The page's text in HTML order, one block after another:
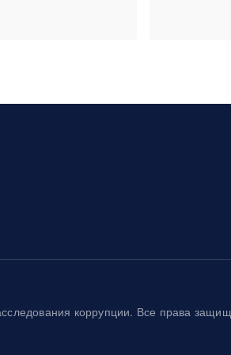
коррупции. Все права